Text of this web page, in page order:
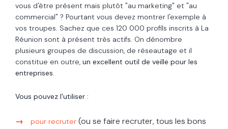
vous d'être présent mais plutôt "au marketing" et "au
commercial" ? Pourtant vous devez montrer l'exemple à
vos troupes. Sachez que ces 120 000 profils inscrits à La
Réunion sont à présent très actifs. On dénombre
plusieurs groupes de discussion, de réseautage et il
constitue en outre, un excellent outil de veille pour les
entreprises.
Vous pouvez l'utiliser :
pour recruter (ou se faire recruter, tous les bons